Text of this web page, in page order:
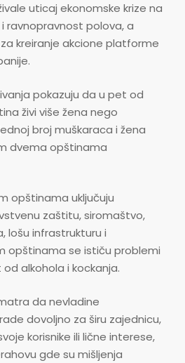
uticaj ekonomske krize na
ravnopravnost polova, a
kreiranje akcione platforme
pokazuju da u pet od
živi više žena nego
broj muškaraca i žena
dvema opštinama
opštinama uključuju
zaštitu, siromaštvo,
lošu infrastrukturu i
opštinama se ističu problemi
alkohola i kockanja.
da nevladine
dovoljno za širu zajednicu,
korisnike ili lične interese,
gde su mišljenja